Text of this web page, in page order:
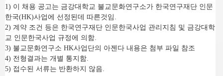
1) 이 채용 공고는 금강대학교 불교문화연구소가 한국연구재단 인문
한국(HK)사업에 선정된데 따른것임.
2) 계약 조건 등은 한국연구재단 인문한국사업 관리지침 및 금강대학
교 인문한국사업 규정에 의함.
3) 불교문화연구소 HK사업단의 아젠다 내용은 첨부 파일 참조
4) 전형결과는 개별 통지함.
5) 접수된 서류는 반환하지 않음.